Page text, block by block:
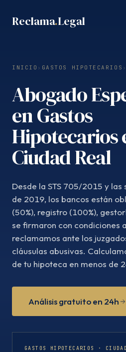
Reclama.Legal
INICIO › GASTOS HIPOTECARIOS ›
Abogado
en Gastos
Hipotecarios
Ciudad Real
Desde la STS 705/2015 y
de 2019, los bancos están
(50%), registro (100%),
se firmaron con condiciones
reclamamos ante los
cláusulas abusivas.
de tu hipoteca en menos de
Análisis gratuito en 24h
GASTOS HIPOTECARIOS ·